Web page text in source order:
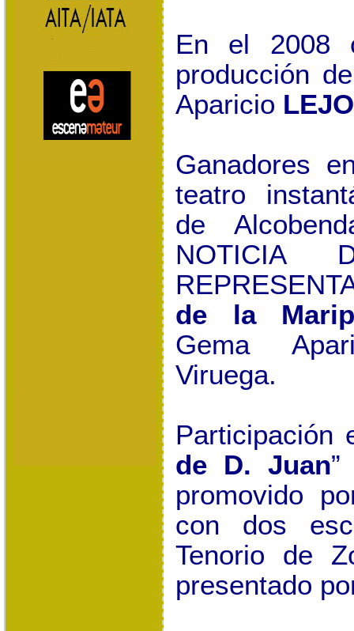
En el 2008
producción
Aparicio
Ganadores
teatro
de
NOTICIA
de la
Gema
Viruega.
Participación
de D. Juan
promovido
con dos
Tenorio de
presentado